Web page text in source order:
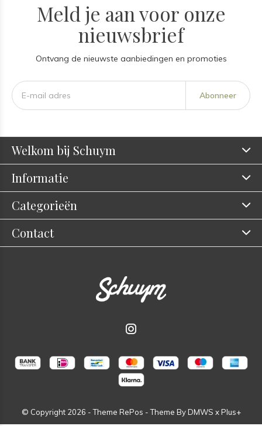
Meld je aan voor onze
nieuwsbrief
Ontvang de nieuwste aanbiedingen en promoties
Abonneer
Welkom bij Schuym
Informatie
Categorieën
Contact
© Copyright 2026 - Theme RePos - Theme ByDMWS xPlus+